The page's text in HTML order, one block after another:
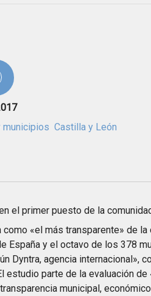
municipios Castilla y León
el primer puesto de la
«el más transparente» de la
España y el octavo de los 378
Dyntra, agencia internacional»,
estudio parte de la evaluación
municipal,